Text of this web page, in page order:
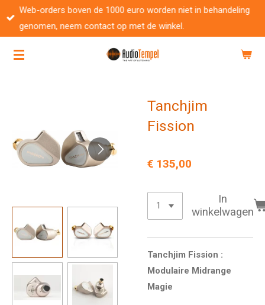
Ga
direct
de
Web-orders boven de 1000 euro worden niet in behandeling
genomen, neem contact op met de winkel.
Tanchjim
Fission
€ 135,00
In
winkelwagen
Tanchjim Fission :
Modulaire Midrange
Magie